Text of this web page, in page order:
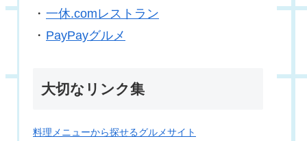
・ 一休.comレストラン
・ PayPayグルメ
大切なリンク集
料理メニューから探せるグルメサイト